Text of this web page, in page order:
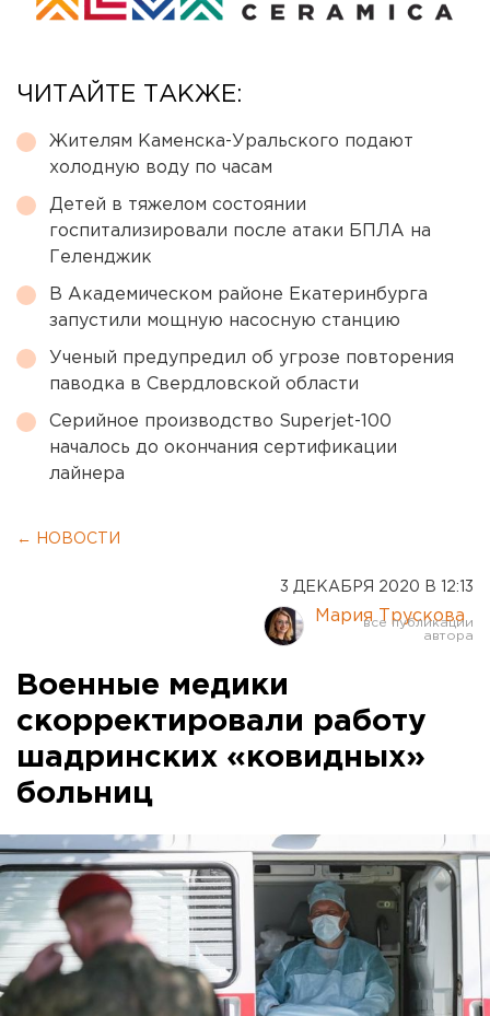
ЧИТАЙТЕ ТАКЖЕ:
Жителям Каменска-Уральского подают
холодную воду по часам
Детей в тяжелом состоянии
госпитализировали после атаки БПЛА на
Геленджик
В Академическом районе Екатеринбурга
запустили мощную насосную станцию
Ученый предупредил об угрозе повторения
паводка в Свердловской области
Серийное производство Superjet-100
началось до окончания сертификации
лайнера
← НОВОСТИ
3 ДЕКАБРЯ 2020 В 12:13
Мария Трускова
Военные медики
скорректировали работу
шадринских «ковидных»
больниц